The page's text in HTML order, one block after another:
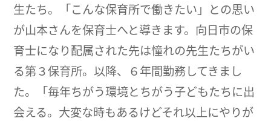
生たち。「こんな保育所で働きたい」との思い
が山本さんを保育士へと導きます。向日市の保
育士になり配属された先は憧れの先生たちがい
る第３保育所。以降、６年間勤務してきまし
た。「毎年ちがう環境とちがう子どもたちに出
会える。大変な時もあるけどそれ以上にやりが